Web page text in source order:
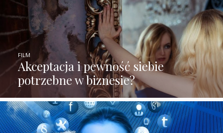
Akceptacja i pewność siebie
potrzebne w biznesie?
FILM